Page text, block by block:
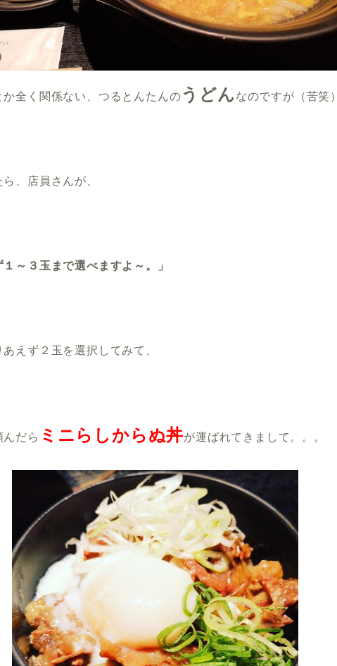
全く関係ない、つるとんたんの うどんなのですが（苦笑）
、店員さんが、
１～３玉まで選べますよ～。」
えず２玉を選択してみて、
んだら ミニらしからぬ丼が運ばれてきまして。。。